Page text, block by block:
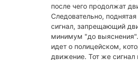
после чего продолжат
Следовательно,
сигнал, запрещающий
минимум "до
идет о полицейском,
движение. Тот же сигнал